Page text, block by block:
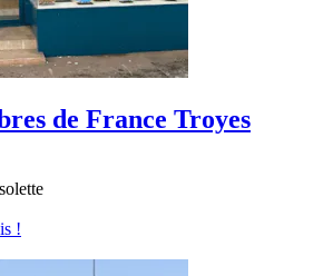
de France Troyes
!